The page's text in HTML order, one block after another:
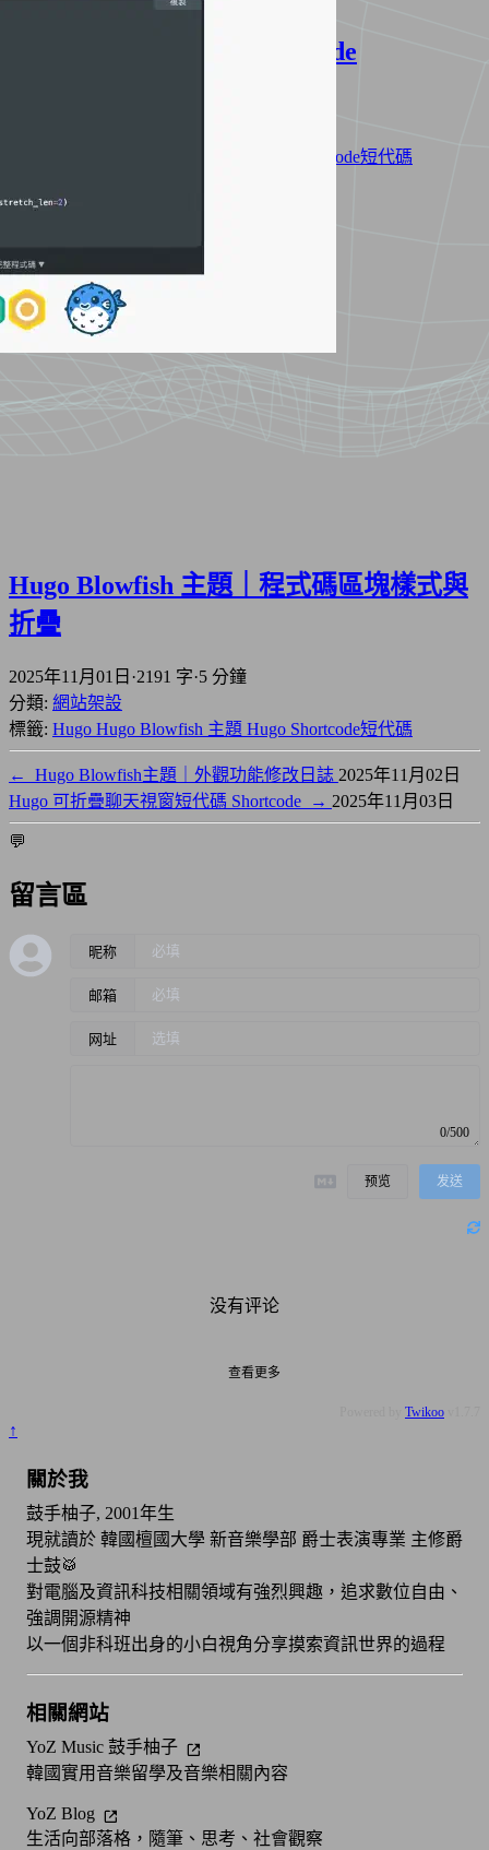
Hugo 可折疊 iframe Shortcode
Hugo Shortcode短代碼
Hugo Blowfish 主題｜程式碼區塊樣式與
折疊
2025年11月01日 ·2191 字·5 分鐘
分類: 網站架設
標籤: Hugo Hugo Blowfish 主題 Hugo Shortcode短代碼
← Hugo Blowfish主題｜外觀功能修改日誌 2025年11月02日
Hugo 可折疊聊天視窗短代碼 Shortcode
→ 2025年11月03日
💬
留言區
昵称
邮箱
网址
0/500
预览 发送
没有评论
查看更多
Twikoo
↑
關於我
鼓手柚子, 2001年生
現就讀於 韓國檀國大學 新音樂學部 爵士表演專業 主修爵
士鼓🥁
對電腦及資訊科技相關領域有強烈興趣，追求數位自由、
強調開源精神
以一個非科班出身的小白視角分享摸索資訊世界的過程
相關網站
YoZ Music 鼓手柚子
韓國實用音樂留學及音樂相關內容
YoZ Blog
生活向部落格，隨筆、思考、社會觀察